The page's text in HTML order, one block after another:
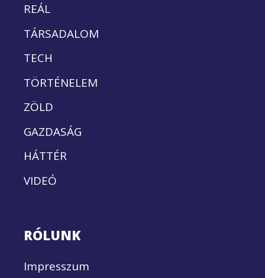
REÁL
TÁRSADALOM
TECH
TÖRTÉNELEM
ZÖLD
GAZDASÁG
HÁTTÉR
VIDEÓ
RÓLUNK
Impresszum